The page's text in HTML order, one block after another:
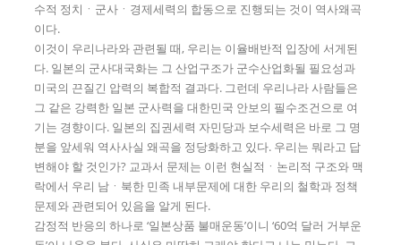
수적 정치ㆍ군사ㆍ경제세력의 합동으로 진행되는 것이 역사왜곡
이다.
이것이 우리나라와 관련될 때, 우리는 이율배반적 입장에 서게된
다. 일본의 군사대국화는 그 산업구조가 군수산업화될 필요성과
미국의 끈질긴 압력의 복합적 결과다. 그런데 우리나라 사람들은
그 같은 강력한 일본 군사력을 대한민국 안보의 필수조건으로 여
기는 경향이다. 일본의 집권세력 자민당과 보수세력은 바로 그 명
분을 앞세워 역사사실 왜곡을 정당화하고 있다. 우리는 뭐라고 답
변해야 할 것인가? 교과서 문제는 이런 현실적ㆍ논리적 구조와 맥
락에서 우리 남ㆍ북한 민족 내부문제에 대한 우리의 철학과 정책
문제와 관련되어 있음을 알게 된다.
감정적 반응의 하나로 ‘일본상품 불매운동’이니 ‘60억 달러 거부운